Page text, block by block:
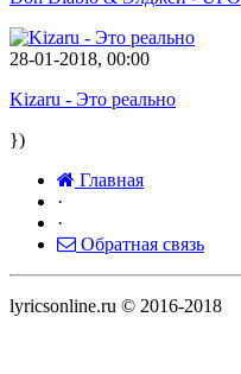
28-01-2018, 00:00
Kizaru - Это реально
})
Главная
·
·
Обратная связь
lyricsonline.ru © 2016-2018